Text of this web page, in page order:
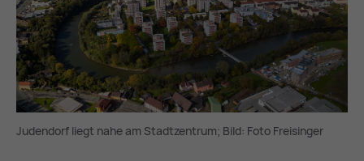
Judendorf liegt nahe am Stadtzentrum; Bild: Foto Freisinger